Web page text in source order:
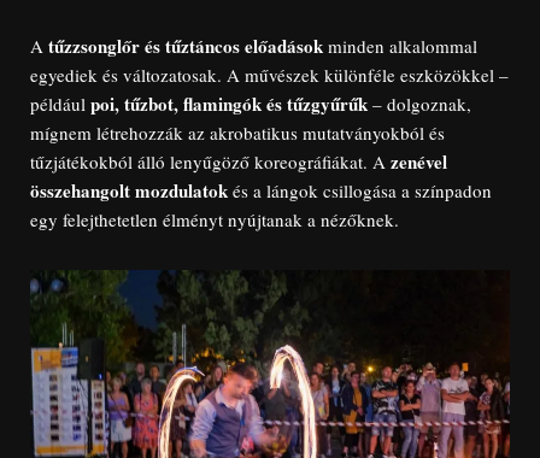
A tűzzsonglőr és tűztáncos előadások minden alkalommal
egyediek és változatosak. A művészek különféle eszközökkel –
például poi, tűzbot, flamingók és tűzgyűrűk – dolgoznak,
mígnem létrehozzák az akrobatikus mutatványokból és
tűzjátékokból álló lenyűgöző koreográfiákat. A zenével
összehangolt mozdulatok és a lángok csillogása a színpadon
egy felejthetetlen élményt nyújtanak a nézőknek.